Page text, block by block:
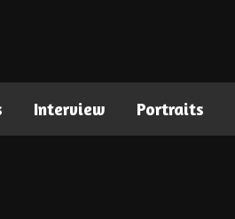
Interview Portraits